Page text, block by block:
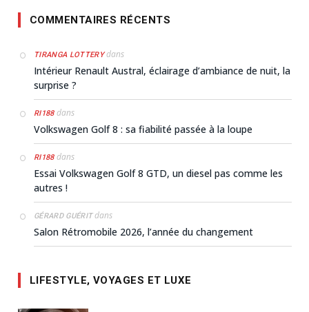
COMMENTAIRES RÉCENTS
TIRANGA LOTTERYdans
Intérieur Renault Austral, éclairage d’ambiance de nuit, la
surprise ?
RI188dans
Volkswagen Golf 8 : sa fiabilité passée à la loupe
RI188dans
Essai Volkswagen Golf 8 GTD, un diesel pas comme les
autres !
GÉRARD GUÉRITdans
Salon Rétromobile 2026, l’année du changement
LIFESTYLE, VOYAGES ET LUXE